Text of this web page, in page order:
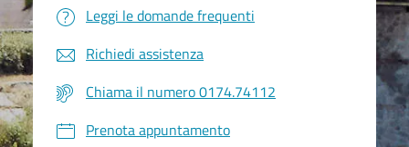
Leggi le domande frequenti
Richiedi assistenza
Chiama il numero 0174.74112
Prenota appuntamento